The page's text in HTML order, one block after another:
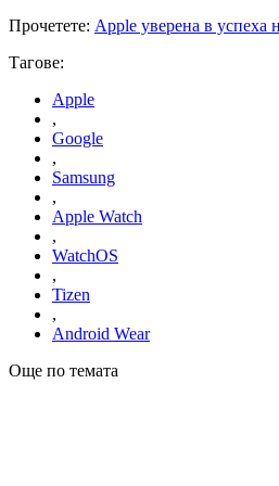
Прочетете: Apple уверена в успеха
Тагове:
Apple
,
Google
,
Samsung
,
Apple Watch
,
WatchOS
,
Tizen
,
Android Wear
Още по темата